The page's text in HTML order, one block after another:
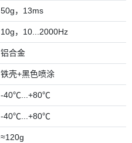
50g，13ms
10g，10...2000Hz
铝合金
铁壳+黑色喷涂
-40℃...+80℃
-40℃...+80℃
≈120g